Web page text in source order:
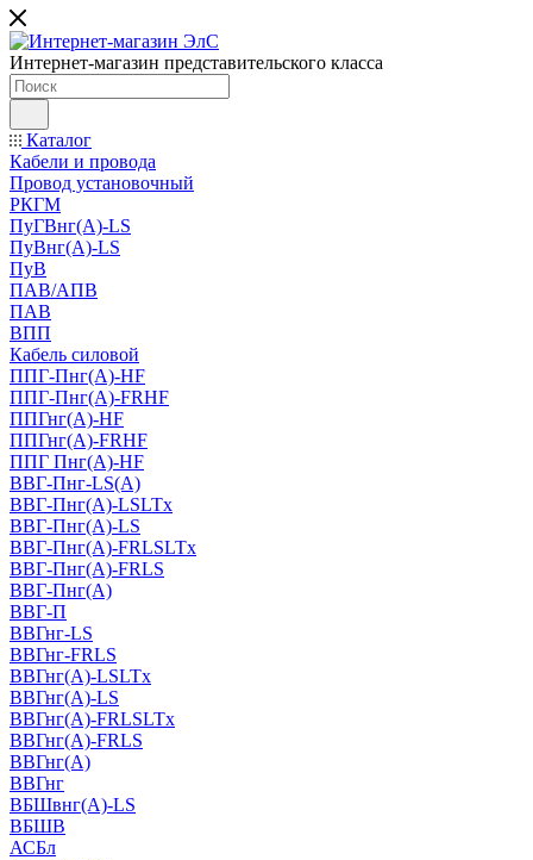
Интернет-магазин представительского класса
Каталог
Кабели и провода
Провод установочный
РКГМ
ПуГВнг(А)-LS
ПуВнг(А)-LS
ПуВ
ПАВ/АПВ
ПАВ
ВПП
Кабель силовой
ППГ-Пнг(А)-HF
ППГ-Пнг(А)-FRHF
ППГнг(А)-HF
ППГнг(А)-FRHF
ППГ Пнг(А)-HF
ВВГ-Пнг-LS(А)
ВВГ-Пнг(А)-LSLTx
ВВГ-Пнг(А)-LS
ВВГ-Пнг(А)-FRLSLTx
ВВГ-Пнг(А)-FRLS
ВВГ-Пнг(А)
ВВГ-П
ВВГнг-LS
ВВГнг-FRLS
ВВГнг(А)-LSLTx
ВВГнг(А)-LS
ВВГнг(А)-FRLSLTx
ВВГнг(А)-FRLS
ВВГнг(А)
ВВГнг
ВБШвнг(А)-LS
ВБШВ
АСБл